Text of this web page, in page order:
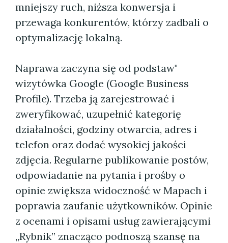
mniejszy ruch, niższa konwersja i
przewaga konkurentów, którzy zadbali o
optymalizację lokalną.
Naprawa zaczyna się od podstaw"
wizytówka Google (Google Business
Profile). Trzeba ją zarejestrować i
zweryfikować, uzupełnić kategorię
działalności, godziny otwarcia, adres i
telefon oraz dodać wysokiej jakości
zdjęcia. Regularne publikowanie postów,
odpowiadanie na pytania i prośby o
opinie zwiększa widoczność w Mapach i
poprawia zaufanie użytkowników. Opinie
z ocenami i opisami usług zawierającymi
„Rybnik” znacząco podnoszą szansę na